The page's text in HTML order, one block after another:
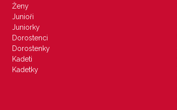
Ženy
Junioři
Juniorky
Dorostenci
Dorostenky
Kadeti
Kadetky